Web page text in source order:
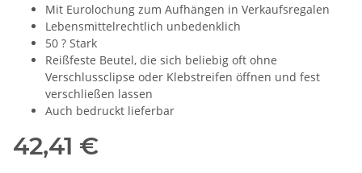
Mit Eurolochung zum Aufhängen in Verkaufsregalen
Lebensmittelrechtlich unbedenklich
50 ? Stark
Reißfeste Beutel, die sich beliebig oft ohne
Verschlussclipse oder Klebstreifen öffnen und fest
verschließen lassen
Auch bedruckt lieferbar
42,41 €